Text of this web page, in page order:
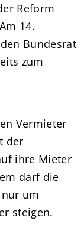
Reform
14.
Bundesrat
zum
Vermieter
der
ihre Mieter
darf die
um
steigen.